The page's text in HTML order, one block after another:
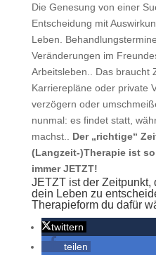
Die Genesung von einer
Entscheidung mit
Leben.
Veränderungen im
Arbeitsleben.. Das braucht
Karrierepläne oder private
verzögern oder
nunmal: es findet statt,
machst.. Der „richtige“
(Langzeit-)Therapie ist
immer JETZT!
JETZT ist der Zeitpunkt,
dein Leben zu
Therapieform du dafür
twittern
teilen